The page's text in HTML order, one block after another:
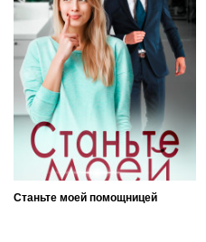
Станьте моей помощницей